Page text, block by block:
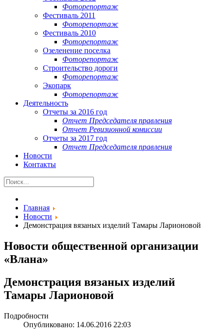
Фоторепортаж
Фестиваль 2011
Фоторепортаж
Фестиваль 2010
Фоторепортаж
Озеленение поселка
Фоторепортаж
Строительство дороги
Фоторепортаж
Экопарк
Фоторепортаж
Деятельность
Отчеты за 2016 год
Отчет Председателя правления
Отчет Ревизионной комиссии
Отчеты за 2017 год
Отчет Председателя правления
Новости
Контакты
Главная
Новости
Демонстрация вязаных изделий Тамары Ларионовой
Новости общественной организации
«Влана»
Демонстрация вязаных изделий
Тамары Ларионовой
Подробности
Опубликовано: 14.06.2016 22:03